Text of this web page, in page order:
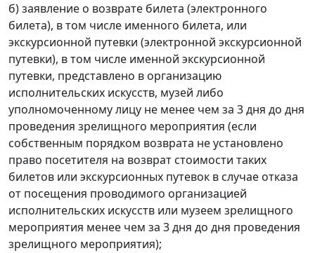
б) заявление о возврате билета (электронного
билета), в том числе именного билета, или
экскурсионной путевки (электронной экскурсионной
путевки), в том числе именной экскурсионной
путевки, представлено в организацию
исполнительских искусств, музей либо
уполномоченному лицу не менее чем за 3 дня до дня
проведения зрелищного мероприятия (если
собственным порядком возврата не установлено
право посетителя на возврат стоимости таких
билетов или экскурсионных путевок в случае отказа
от посещения проводимого организацией
исполнительских искусств или музеем зрелищного
мероприятия менее чем за 3 дня до дня проведения
зрелищного мероприятия);